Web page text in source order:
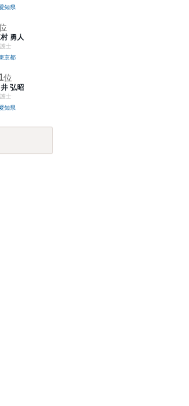
知県
勇人
士
京都
位
弘昭
士
知県